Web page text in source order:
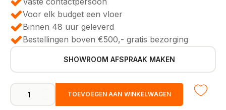
Voor elk budget een vloer
Binnen 48 uur geleverd
Bestellingen boven €500,- gratis bezorging
SHOWROOM AFSPRAAK MAKEN
Hoekprofiel
zelfklevend
TOEVOEGEN AAN WINKELWAGEN